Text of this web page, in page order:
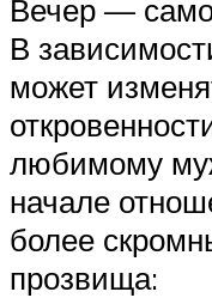
Вечер —
В
может
любимому
начале
более
прозвища: